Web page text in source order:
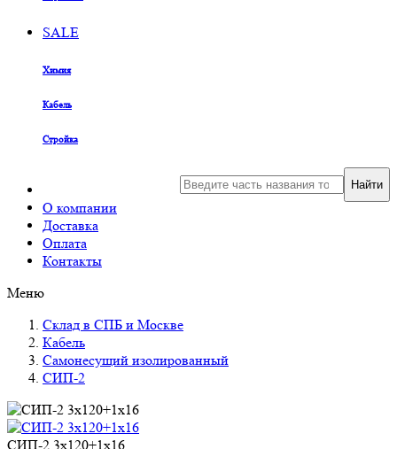
SALE
Химия
Кабель
Стройка
О компании
Доставка
Оплата
Контакты
Найти
Меню
Склад в СПБ и Москве
Кабель
Самонесущий изолированный
СИП-2
СИП-2 3х120+1х16